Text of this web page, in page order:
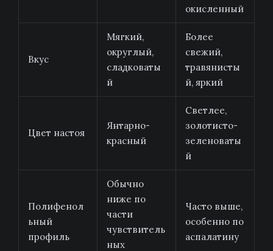
окисленный
Вкус
Мягкий,
округлый,
сладковаты
й
Более
свежий,
травянисты
й, яркий
Цвет настоя
Янтарно-
красный
Светлее,
золотисто-
зеленоваты
й
Полифенол
ьный
профиль
Обычно
ниже по
части
чувствитель
ных
Часто выше,
особенно по
аспалатину